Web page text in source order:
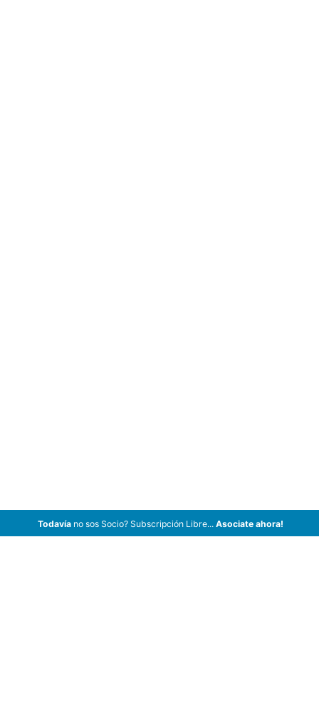
Todavíano sos Socio? Subscripción Libre... Asociate ahora!